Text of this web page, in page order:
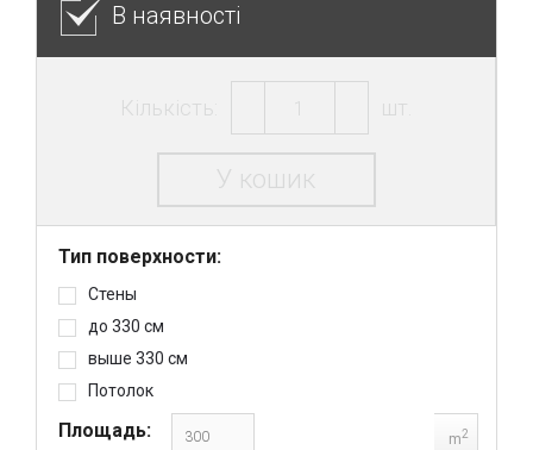
В наявності
Кількість: шт.
У кошик
Тип поверхности:
Стены
до 330 см
выше 330 см
Потолок
Площадь: m2